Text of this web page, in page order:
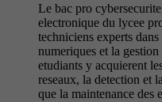
Le bac pro
electronique du lycee
techniciens experts
numeriques et la
etudiants y acquierent
reseaux, la detection et
que la maintenance des